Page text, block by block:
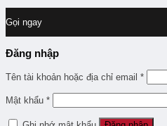
Gọi ngay
Đăng nhập
Tên tài khoản hoặc địa chỉ email *
Mật khẩu *